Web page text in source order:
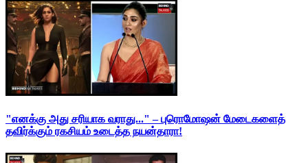
"எனக்கு அது சரியாக வராது..." – புரொமோஷன் மேடைகளைத்
தவிர்க்கும் ரகசியம் உடைத்த நயன்தாரா!